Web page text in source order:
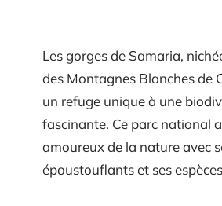
Les gorges de Samaria,
des Montagnes Blanches de
un refuge unique à une
fascinante. Ce parc national
amoureux de la nature avec
époustouflants et ses